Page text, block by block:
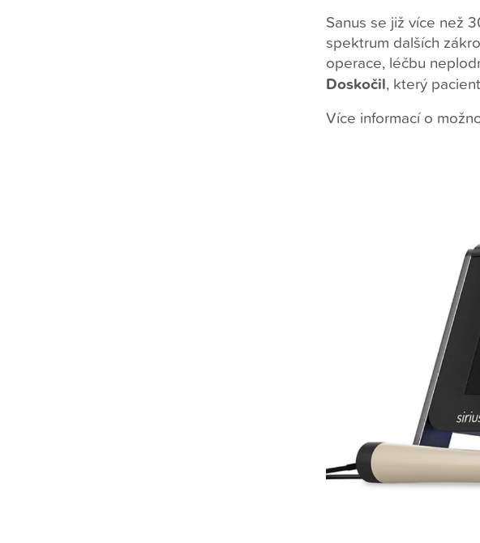
Sanus se již více než
spektrum dalších
operace, léčbu
Doskočil, který
Více informací o